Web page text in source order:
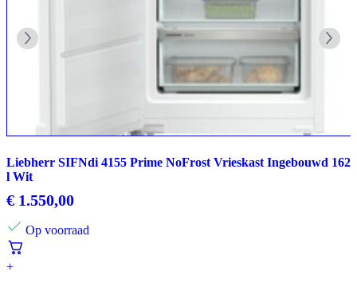
Liebherr SIFNdi 4155 Prime NoFrost Vrieskast Ingebouwd 162
l Wit
€ 1.550,00
Op voorraad
+